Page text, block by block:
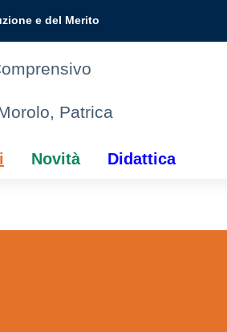
e del Merito
Patrica
Novità Didattica